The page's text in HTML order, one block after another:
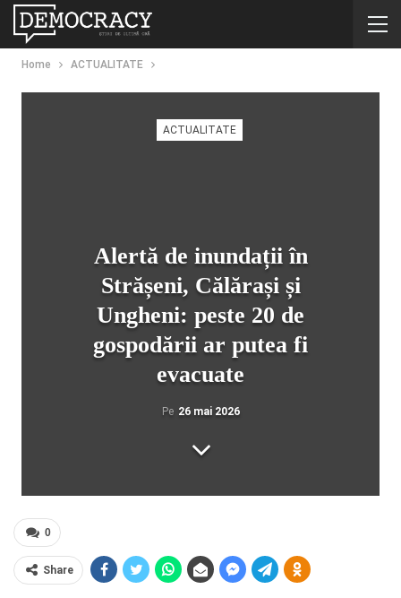
Home ACTUALITATE
ACTUALITATE
Alertă de inundații în
Strășeni, Călărași și
Ungheni: peste 20 de
gospodării ar putea fi
evacuate
Pe 26 mai 2026
0
Share